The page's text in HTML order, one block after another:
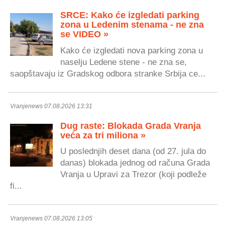
SRCE: Kako će izgledati parking
zona u Ledenim stenama - ne zna
se VIDEO »
Kako će izgledati nova parking zona u
naselju Ledene stene - ne zna se,
saopštavaju iz Gradskog odbora stranke Srbija ce...
Vranjenews 07.08.2026 13:31
Dug raste: Blokada Grada Vranja
veća za tri miliona »
U poslednjih deset dana (od 27. jula do
danas) blokada jednog od računa Grada
Vranja u Upravi za Trezor (koji podleže
fi...
Vranjenews 07.08.2026 13:05